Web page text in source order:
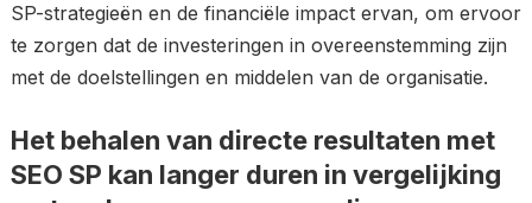
SP-strategieën en de financiële impact ervan, om ervoor
te zorgen dat de investeringen in overeenstemming zijn
met de doelstellingen en middelen van de organisatie.
Het behalen van directe resultaten met
SEO SP kan langer duren in vergelijking